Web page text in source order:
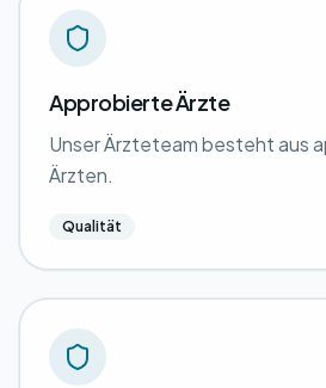
Approbierte Ärzte
Unser Ärzteteam besteht aus
Ärzten.
Qualität